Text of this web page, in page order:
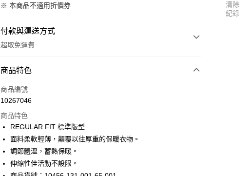
※ 本商品不適用折價券
付款與運送方式
超取免運費
付款方式
信用卡一次付款
Apple Pay
街口支付
悠遊付
商品特色
商品編號
10267046
商品特色
REGULAR FIT 標準版型
面料柔軟輕薄，顛覆以往厚重的保暖衣物。
調節體溫，蓄熱保暖。
伸縮性佳活動不設限。
清除
紀錄